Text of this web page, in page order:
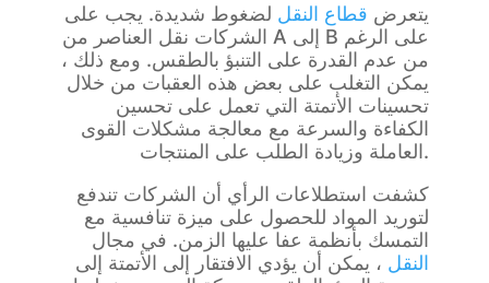
يتعرض قطاع النقل لضغوط شديدة. يجب على
الشركات نقل العناصر من A إلى B على الرغم
من عدم القدرة على التنبؤ بالطقس. ومع ذلك ،
يمكن التغلب على بعض هذه العقبات من خلال
تحسينات الأتمتة التي تعمل على تحسين
الكفاءة والسرعة مع معالجة مشكلات القوى
العاملة وزيادة الطلب على المنتجات.
كشفت استطلاعات الرأي أن الشركات تندفع
لتوريد المواد للحصول على ميزة تنافسية مع
التمسك بأنظمة عفا عليها الزمن. في مجال
النقل ، يمكن أن يؤدي الافتقار إلى الأتمتة إلى